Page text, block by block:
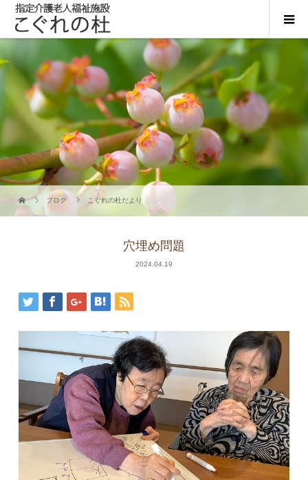
ブログ こぐれの杜だより
穴埋め問題
2024.04.19